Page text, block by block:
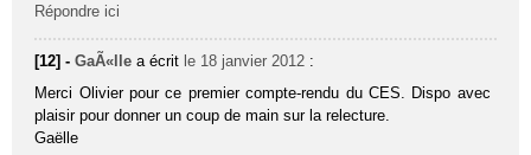
Répondre ici
[12] -GaÃ«lle a écrit le 18 janvier 2012 :
Merci Olivier pour ce premier compte-rendu du CES. Dispo avec
plaisir pour donner un coup de main sur la relecture.
Gaëlle